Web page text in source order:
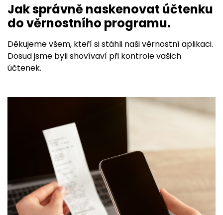
Jak správně naskenovat účtenku
do věrnostního programu.
Děkujeme všem, kteří si stáhli naši věrnostní aplikaci.
Dosud jsme byli shovívaví při kontrole vašich
účtenek.